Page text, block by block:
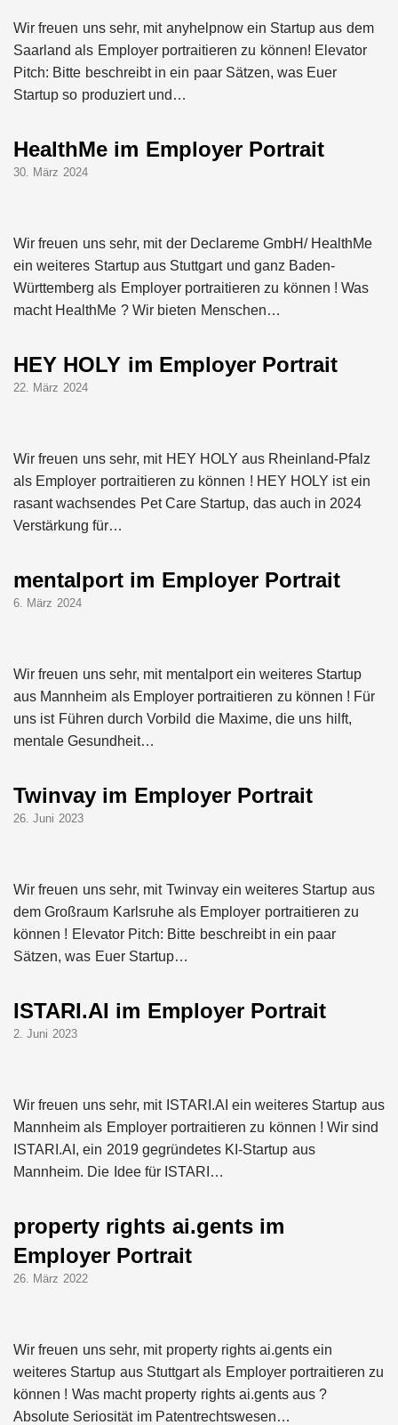
Wir freuen uns sehr, mit anyhelpnow ein Startup aus dem
Saarland als Employer portraitieren zu können! Elevator
Pitch: Bitte beschreibt in ein paar Sätzen, was Euer
Startup so produziert und…
HealthMe im Employer Portrait
30. März 2024
Wir freuen uns sehr, mit der Declareme GmbH/ HealthMe
ein weiteres Startup aus Stuttgart und ganz Baden-
Württemberg als Employer portraitieren zu können ! Was
macht HealthMe ? Wir bieten Menschen…
HEY HOLY im Employer Portrait
22. März 2024
Wir freuen uns sehr, mit HEY HOLY aus Rheinland-Pfalz
als Employer portraitieren zu können ! HEY HOLY ist ein
rasant wachsendes Pet Care Startup, das auch in 2024
Verstärkung für…
mentalport im Employer Portrait
6. März 2024
Wir freuen uns sehr, mit mentalport ein weiteres Startup
aus Mannheim als Employer portraitieren zu können ! Für
uns ist Führen durch Vorbild die Maxime, die uns hilft,
mentale Gesundheit…
Twinvay im Employer Portrait
26. Juni 2023
Wir freuen uns sehr, mit Twinvay ein weiteres Startup aus
dem Großraum Karlsruhe als Employer portraitieren zu
können ! Elevator Pitch: Bitte beschreibt in ein paar
Sätzen, was Euer Startup…
ISTARI.AI im Employer Portrait
2. Juni 2023
Wir freuen uns sehr, mit ISTARI.AI ein weiteres Startup aus
Mannheim als Employer portraitieren zu können ! Wir sind
ISTARI.AI, ein 2019 gegründetes KI-Startup aus
Mannheim. Die Idee für ISTARI…
property rights ai.gents im
Employer Portrait
26. März 2022
Wir freuen uns sehr, mit property rights ai.gents ein
weiteres Startup aus Stuttgart als Employer portraitieren zu
können ! Was macht property rights ai.gents aus ?
Absolute Seriosität im Patentrechtswesen…